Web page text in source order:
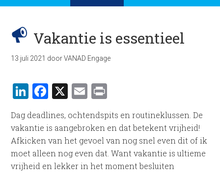
Vakantie is essentieel
13 juli 2021 doorVANAD Engage
LinkedIn
Facebook
X Email
Dag deadlines, ochtendspits en routineklussen. De
vakantie is aangebroken en dat betekent vrijheid!
Afkicken van het gevoel van nog snel even dit of ik
moet alleen nog even dat. Want vakantie is ultieme
vrijheid en lekker in het moment besluiten